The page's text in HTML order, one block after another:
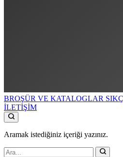
BROŞÜR VE KATALOGLAR
İLETİŞİM
Aramak istediğiniz içeriği yazınız.